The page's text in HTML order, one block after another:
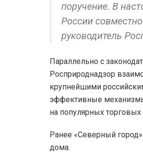
поручение. В
России
руководитель
Параллельно с
Росприроднадзор
крупнейшими
эффективные
на популярных
Ранее «Северный город»
дома.